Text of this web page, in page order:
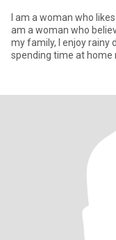
I am a woman who
am a woman who
my family, I enjoy rainy
spending time at home